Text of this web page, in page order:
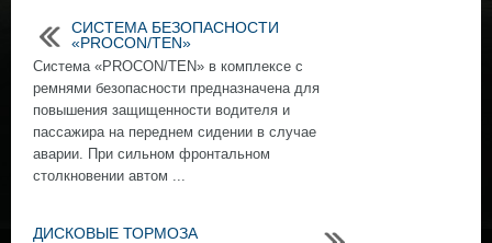
СИСТЕМА БЕЗОПАСНОСТИ
«PROCON/TEN»
Система «PROCON/TEN» в комплексе с
ремнями безопасности предназначена для
повышения защищенности водителя и
пассажира на переднем сидении в случае
аварии. При сильном фронтальном
столкновении автом ...
ДИСКОВЫЕ ТОРМОЗА